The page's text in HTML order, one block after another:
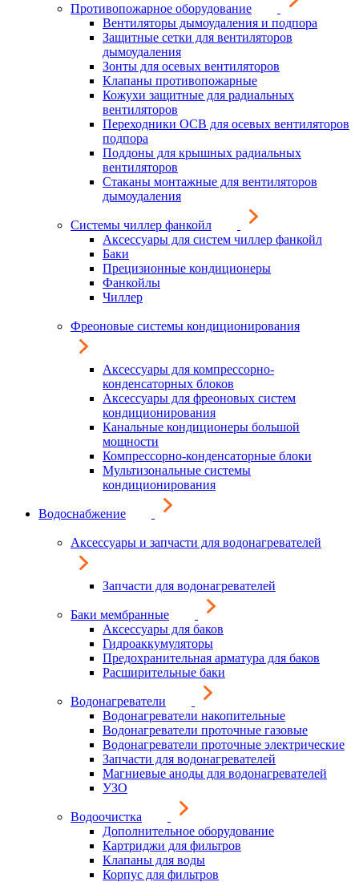
Противопожарное оборудование
Вентиляторы дымоудаления и подпора
Защитные сетки для вентиляторов
дымоудаления
Зонты для осевых вентиляторов
Клапаны противопожарные
Кожухи защитные для радиальных
вентиляторов
Переходники ОСВ для осевых вентиляторов
подпора
Поддоны для крышных радиальных
вентиляторов
Стаканы монтажные для вентиляторов
дымоудаления
Системы чиллер фанкойл
Аксессуары для систем чиллер фанкойл
Баки
Прецизионные кондиционеры
Фанкойлы
Чиллер
Фреоновые системы кондиционирования
Аксессуары для компрессорно-
конденсаторных блоков
Аксессуары для фреоновых систем
кондиционирования
Канальные кондиционеры большой
мощности
Компрессорно-конденсаторные блоки
Мультизональные системы
кондиционирования
Водоснабжение
Аксессуары и запчасти для водонагревателей
Запчасти для водонагревателей
Баки мембранные
Аксессуары для баков
Гидроаккумуляторы
Предохранительная арматура для баков
Расширительные баки
Водонагреватели
Водонагреватели накопительные
Водонагреватели проточные газовые
Водонагреватели проточные электрические
Запчасти для водонагревателей
Магниевые аноды для водонагревателей
УЗО
Водоочистка
Дополнительное оборудование
Картриджи для фильтров
Клапаны для воды
Корпус для фильтров